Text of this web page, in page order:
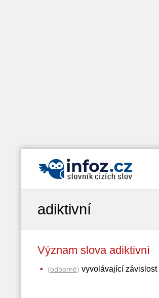
adiktivní
Význam slova adiktivní
(odborně) vyvolávající závislost